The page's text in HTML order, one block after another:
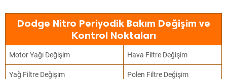
Dodge Nitro Periyodik Bakım Değişim ve
Kontrol Noktaları
Motor Yağı Değişim Hava Filtre Değişim
Yağ Filtre Değişim Polen Filtre Değişim